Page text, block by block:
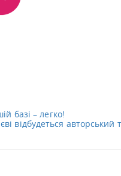
базі – легко!
відбудеться